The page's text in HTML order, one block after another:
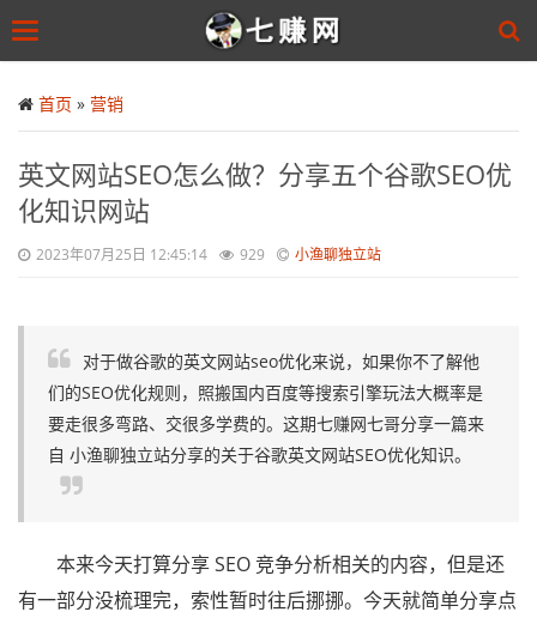
to
main
Toggle
首页 » 营销
英文网站SEO怎么做？分享五个谷歌SEO优
化知识网站
2023年07月25日 12:45:14 929 小渔聊独立站
对于做谷歌的英文网站seo优化来说，如果你不了解他
们的SEO优化规则，照搬国内百度等搜索引擎玩法大概率是
要走很多弯路、交很多学费的。这期七赚网七哥分享一篇来
自 小渔聊独立站分享的关于谷歌英文网站SEO优化知识。
本来今天打算分享 SEO 竞争分析相关的内容，但是还
有一部分没梳理完，索性暂时往后挪挪。今天就简单分享点